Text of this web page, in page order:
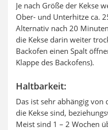
Je nach Größe der Kekse
Ober- und Unterhitze ca.
Alternativ nach 20 Minuten
die Kekse darin weiter
Backofen einen Spalt
Klappe des Backofens).
Haltbarkeit:
Das ist sehr abhängig
die Kekse sind,
Meist sind 1 – 2 Wochen